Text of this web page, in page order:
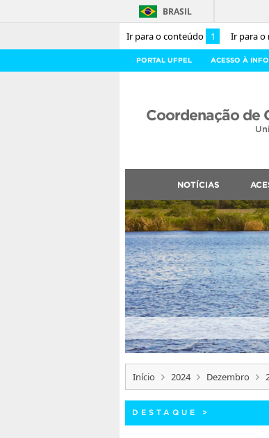
Ir para o conteúdo 1 Ir para o
BRASIL
PORTAL UFPEL ACESSO À
Coordenação de
NOTÍCIAS
Início 2024 Dezembro
DESTAQUE >